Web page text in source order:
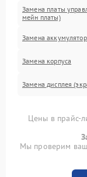
Замена платы
мейн платы)
Замена
Замена корпуса
Замена дисплея
Цены в прайс-
Мы проверим